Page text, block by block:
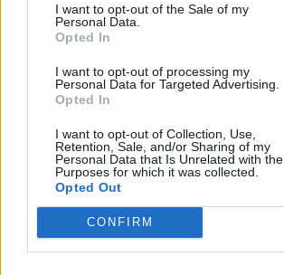
I want to opt-out of the Sale of my
Personal Data.
Opted In
I want to opt-out of processing my
Personal Data for Targeted Advertising.
Opted In
I want to opt-out of Collection, Use,
Retention, Sale, and/or Sharing of my
Personal Data that Is Unrelated with the
Purposes for which it was collected.
Opted Out
CONFIRM
ingyenes programok
programajánló